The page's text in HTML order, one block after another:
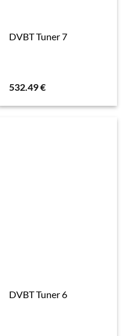
DVBT Tuner 7
532.49€
DVBT Tuner 6